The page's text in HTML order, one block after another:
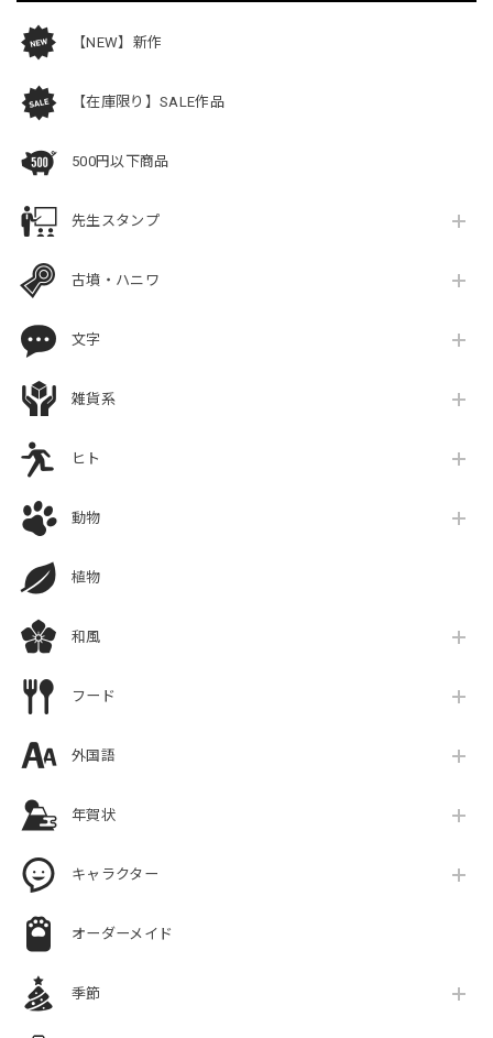
【NEW】新作
【在庫限り】SALE作品
500円以下商品
先生スタンプ
古墳・ハニワ
文字
雑貨系
ヒト
動物
植物
和風
フード
外国語
年賀状
キャラクター
オーダーメイド
季節